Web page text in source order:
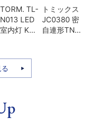
TORM. TL-
N013 LED
室内灯 Kタ
型
トミックス
JC0380 密
自連形TNカ